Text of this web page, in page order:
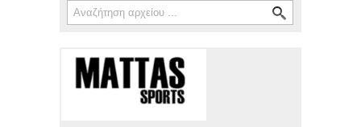
Φόρμα αναζήτησης